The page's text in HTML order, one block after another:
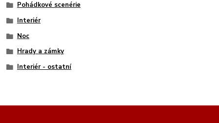
Pohádkové scenérie
Interiér
Noc
Hrady a zámky
Interiér - ostatní